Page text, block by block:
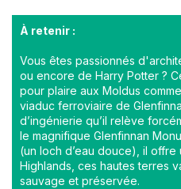
À retenir :
Vous êtes passionnés
ou encore de Harry Potter ?
pour plaire aux Moldus
viaduc ferroviaire de
d’ingénierie qu’il relève
le magnifique Glenfinnan
(un loch d’eau douce), il
Highlands, ces hautes terres
sauvage et préservée.